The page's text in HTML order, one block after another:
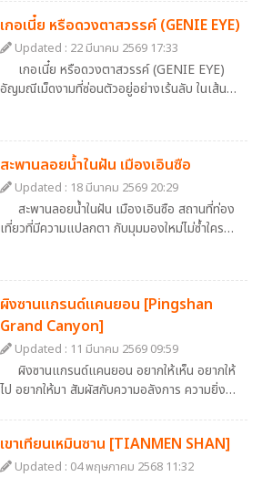
เกอเนี๋ย หรือดวงตาสวรรค์ (GENIE EYE)
Updated : 22 มีนาคม 2569 17:33
เกอเนี๋ย หรือดวงตาสวรรค์ (GENIE EYE)
อัญมณีเม็ดงามที่ซ่อนตัวอยู่อย่างเร้นลับ ในเส้น
สะพานลอยน้ำในฝัน เมืองเอินซือ
Updated : 18 มีนาคม 2569 20:29
สะพานลอยน้ำในฝัน เมืองเอินซือ สถานที่ท่อง
เที่ยวที่มีความแปลกตา กับมุมมองใหม่ไม่ซ้ำใคร
เหนือผิวน้ำ สีเขียวหยกที่ใสราวกับกระจก โอบล้อม
ไปด้วยภูเขาหินปูนสูงตระหง่าน และอุดมไปด้วย
ความเขียวชอุ่มของต้นไม้นานาพรรณ ถนนสายนี้
เมื่อเรามองจากมุมสูง จะเห็นสีของถนนเป็นสีขาว
รูปร่างคดเคี้ยวไปมาตัดกับสีเขียวของน้ำทะเลสาป
สวยประหนึ่งภาพวาด และยามที่มีรถวิ่งบนถนน จะ
อย่าบอกใคร
ผิงซานแกรนด์แคนยอน [Pingshan
Grand Canyon]
Updated : 11 มีนาคม 2569 09:59
ผิงซานแกรนด์แคนยอน อยากให้เห็น อยากให้
ไป อยากให้มา สัมผัสกับความอลังการ ความยิ่ง
เขาเทียนเหมินซาน [TIANMEN SHAN]
Updated : 04 พฤษภาคม 2568 11:32